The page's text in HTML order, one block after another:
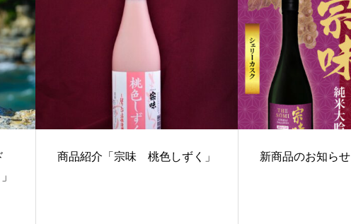
商品紹介「宗味 桃色しずく」 新商品のお知らせ